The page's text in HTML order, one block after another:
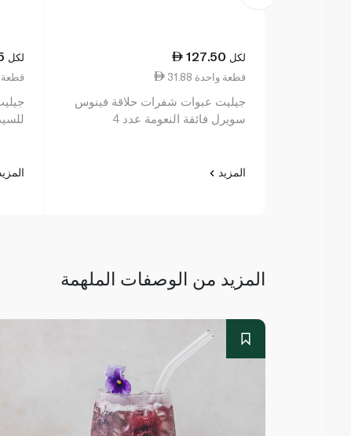
127.50 لكل
31.88 قطعة واحدة
جيليت عبوات شفرات حلاقة فينوس
سويرل فائقة النعومة عدد 4
المزيد
لكل
18.81
المزيد من الوصفات الملهمة